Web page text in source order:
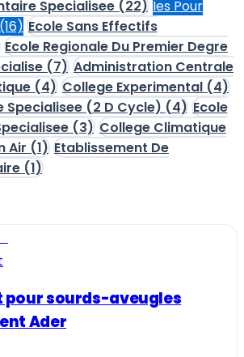
Specialisee (22) Ies Pour
(16) Ecole Sans Effectifs
Ecole Regionale Du Premier Degre
(7) Administration Centrale
(4) College Experimental (4)
Specialisee (2 D Cycle) (4) Ecole
(3) College Climatique
Air (1) Etablissement De
(1)
pour sourds-aveugles
Ader